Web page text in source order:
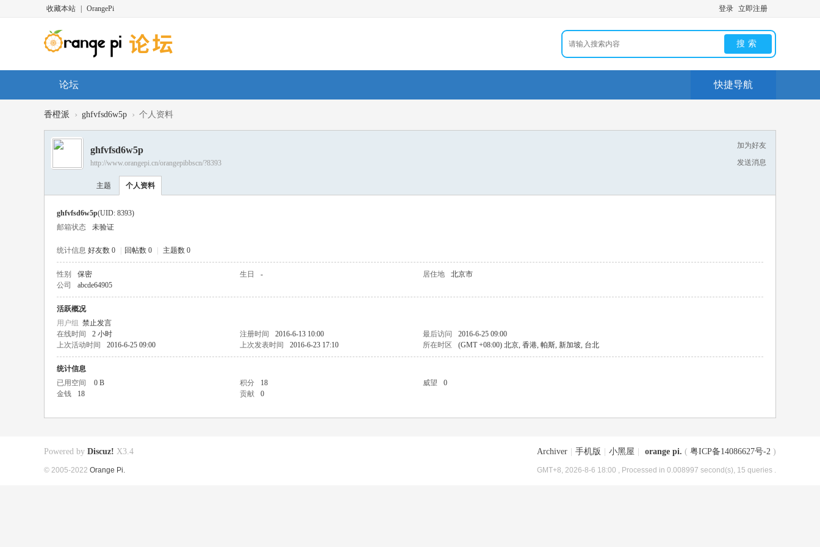
收藏本站 OrangePi 登录 立即注册
搜索
论坛 快捷导航
香橙派 › ghfvfsd6w5p › 个人资料
加为好友
发送消息
ghfvfsd6w5p
http://www.orangepi.cn/orangepibbscn/?8393
主题 个人资料
ghfvfsd6w5p(UID: 8393)
邮箱状态
未验证
统计信息 好友数 0 回帖数 0 主题数 0
性别 保密 生日 - 居住地
北京市
公司
abcde64905
活跃概况
用户组 禁止发言
在线时间
2 小时 注册时间 2016-6-13 10:00 最后访问
2016-6-25 09:00
上次活动时间
2016-6-25 09:00 上次发表时间 2016-6-23 17:10 所在时区 (GMT +08:00) 北京, 香港, 帕斯, 新加坡, 台北
统计信息
已用空间
0 B 积分 18 威望
0
金钱
18 贡献 0
Archiver 手机版 小黑屋 orange pi. ( 粤ICP备14086627号-2 )
GMT+8, 2026-8-6 18:00 , Processed in 0.008997 second(s), 15 queries .
Powered by Discuz! X3.4
© 2005-2022 Orange Pi.